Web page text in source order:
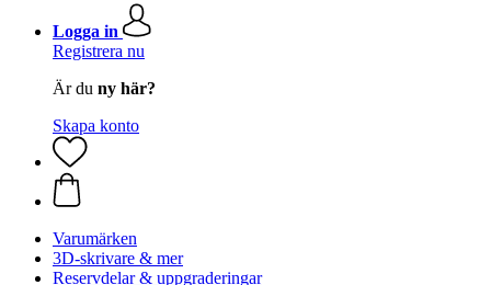
Logga in
Registrera nu
Är du ny här?
Skapa konto
Varumärken
3D-skrivare & mer
Reservdelar & uppgraderingar